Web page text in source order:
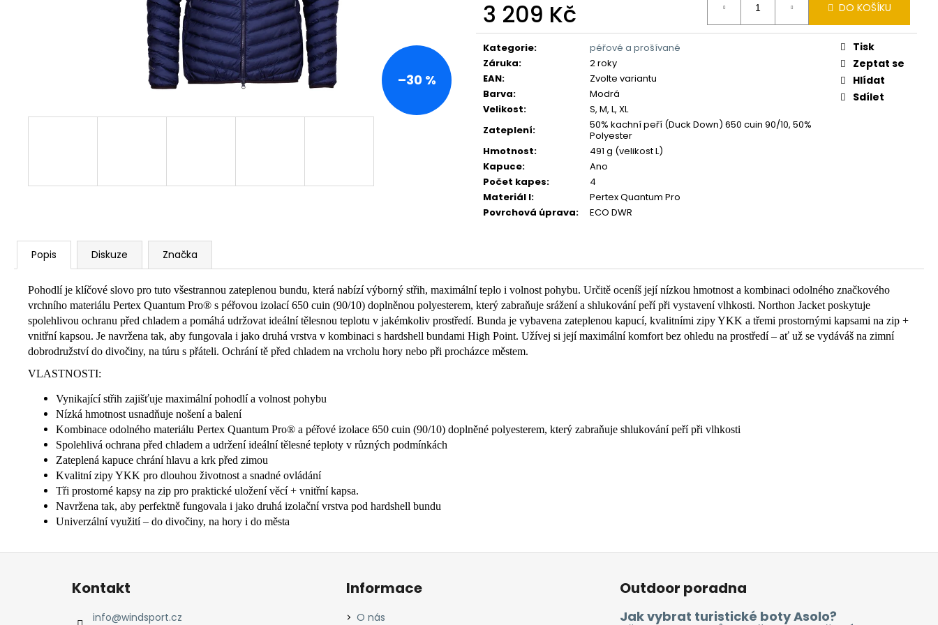
3 209 Kč
Měrná
cena:
DO KOŠÍKU
Kategorie:
péřové a prošívané
Záruka:
2 roky
EAN:
Zvolte variantu
Barva:
Modrá
Velikost:
S, M, L, XL
Zateplení:
50% kachní peří (Duck Down) 650 cuin 90/10, 50%
Polyester
Hmotnost:
491 g (velikost L)
Kapuce:
Ano
Počet kapes:
4
Materiál I:
Pertex Quantum Pro
Povrchová úprava: ECO DWR
Tisk
Zeptat se
Hlídat
Sdílet
–30 %
Popis Diskuze Značka
Pohodlí je klíčové slovo pro tuto všestrannou zateplenou bundu, která nabízí výborný střih, maximální teplo i volnost pohybu. Určitě oceníš její nízkou hmotnost a kombinaci odolného značkového
vrchního materiálu Pertex Quantum Pro® s péřovou izolací 650 cuin (90/10) doplněnou polyesterem, který zabraňuje srážení a shlukování peří při vystavení vlhkosti. Northon Jacket poskytuje
spolehlivou ochranu před chladem a pomáhá udržovat ideální tělesnou teplotu v jakémkoliv prostředí. Bunda je vybavena zateplenou kapucí, kvalitními zipy YKK a třemi prostornými kapsami na zip +
vnitřní kapsou. Je navržena tak, aby fungovala i jako druhá vrstva v kombinaci s hardshell bundami High Point. Užívej si její maximální komfort bez ohledu na prostředí – ať už se vydáváš na zimní
dobrodružství do divočiny, na túru s přáteli. Ochrání tě před chladem na vrcholu hory nebo při procházce městem.
VLASTNOSTI:
Vynikající střih zajišťuje maximální pohodlí a volnost pohybu
Nízká hmotnost usnadňuje nošení a balení
Kombinace odolného materiálu Pertex Quantum Pro® a péřové izolace 650 cuin (90/10) doplněné polyesterem, který zabraňuje shlukování peří při vlhkosti
Spolehlivá ochrana před chladem a udržení ideální tělesné teploty v různých podmínkách
Zateplená kapuce chrání hlavu a krk před zimou
Kvalitní zipy YKK pro dlouhou životnost a snadné ovládání
Tři prostorné kapsy na zip pro praktické uložení věcí + vnitřní kapsa.
Navržena tak, aby perfektně fungovala i jako druhá izolační vrstva pod hardshell bundu
Univerzální využití – do divočiny, na hory i do města
Z
Kontakt
info@windsport.cz
Informace
O nás
Outdoor poradna
Jak vybrat turistické boty Asolo?